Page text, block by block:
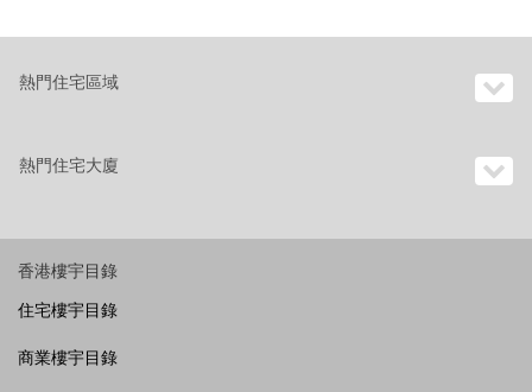
熱門住宅區域
熱門住宅大廈
香港樓宇目錄
住宅樓宇目錄
商業樓宇目錄